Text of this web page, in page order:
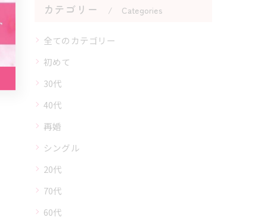
カテゴリー Categories
全てのカテゴリー
初めて
30代
40代
再婚
シングル
20代
70代
60代